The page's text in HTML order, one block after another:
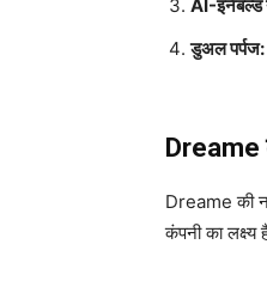
AI-इनेबल्ड
डुअल पर्पज:
Dreame
Dreame की
कंपनी का